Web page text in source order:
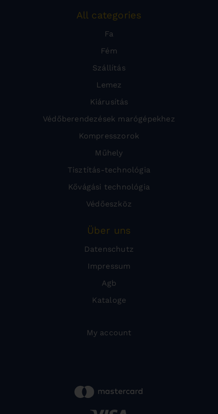
All categories
Fa
Fém
Szállítás
Lemez
Kiárusítás
Védőberendezések marógépekhez
Kompresszorok
Műhely
Tisztítás-technológia
Kővágási technológia
Védőeszköz
Über uns
Datenschutz
Impressum
Agb
Kataloge
My account